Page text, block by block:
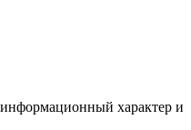
характер и